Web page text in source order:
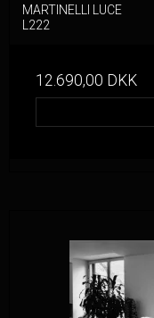
MARTINELLI LUCE
L222
12.690,00 DKK